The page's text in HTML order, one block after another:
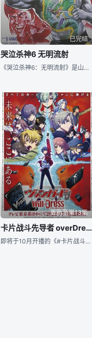
已完结
哭泣杀神6 无明流射
《哭泣杀神6：无明流射》是山内重保执导的动画电影，于1994年2月25日上映。
更新至第13集
卡片战斗先导者 overDress第三季
即将于10月开播的《#卡片战斗先导者# overDress》第二季 主视觉图公开！ 并同时宣布第三季 第四季制作决定！